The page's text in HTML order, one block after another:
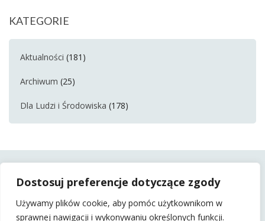
Dostosuj preferencje dotyczące zgody
Używamy plików cookie, aby pomóc użytkownikom w
sprawnej nawigacji i wykonywaniu określonych funkcji.
KATEGORIE
Aktualności (181)
Archiwum (25)
Dla Ludzi i Środowiska (178)